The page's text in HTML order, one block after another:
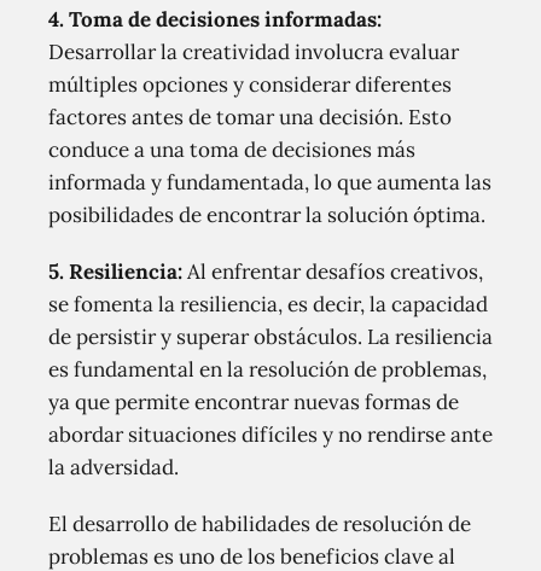
4.Toma de decisiones informadas:
Desarrollar la creatividad involucra evaluar
múltiples opciones y considerar diferentes
factores antes de tomar una decisión. Esto
conduce a una toma de decisiones más
informada y fundamentada, lo que aumenta las
posibilidades de encontrar la solución óptima.
5.Resiliencia:Al enfrentar desafíos creativos,
se fomenta la resiliencia, es decir, la capacidad
de persistir y superar obstáculos. La resiliencia
es fundamental en la resolución de problemas,
ya que permite encontrar nuevas formas de
abordar situaciones difíciles y no rendirse ante
la adversidad.
El desarrollo de habilidades de resolución de
problemas es uno de los beneficios clave al